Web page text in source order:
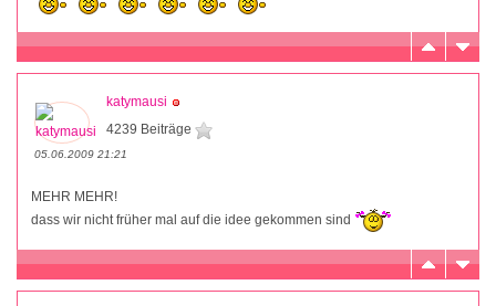
katymausi
4239 Beiträge
05.06.2009 21:21
MEHR MEHR!
dass wir nicht früher mal auf die idee gekommen sind